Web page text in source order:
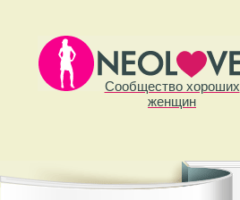
Сообщество хороших
женщин